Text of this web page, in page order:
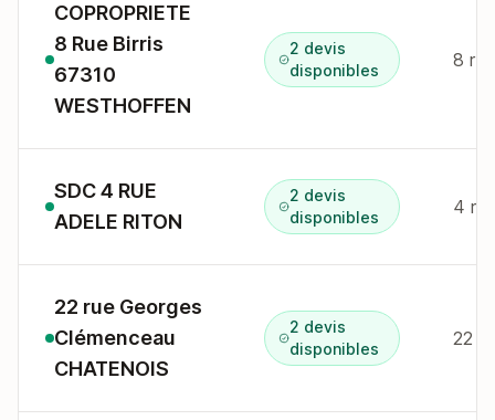
COPROPRIETE
8 Rue Birris
67310
WESTHOFFEN
2 devis
disponibles
8 r
SDC 4 RUE
ADELE RITON
2 devis
disponibles
4 r
22 rue Georges
Clémenceau
CHATENOIS
2 devis
disponibles
22 r